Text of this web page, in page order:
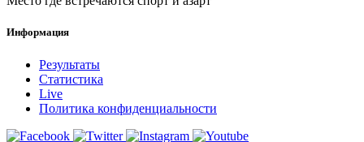
Информация
Результаты
Статистика
Live
Политика конфиденциальности